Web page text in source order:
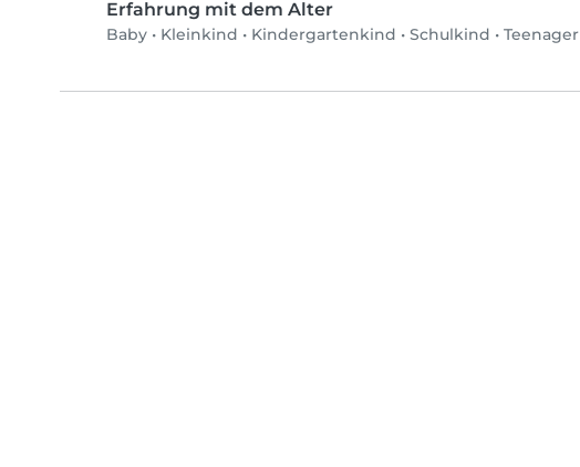
Erfahrung mit dem Alter
Baby • Kleinkind • Kindergartenkind • Schulkind • Teenager